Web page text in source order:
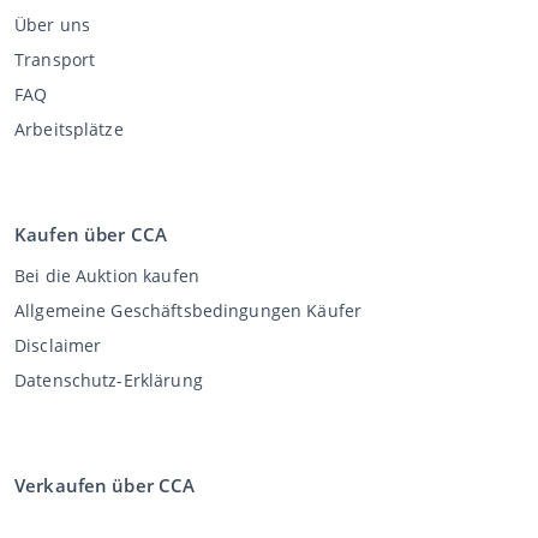
Über uns
Transport
FAQ
Arbeitsplätze
Kaufen über CCA
Bei die Auktion kaufen
Allgemeine Geschäftsbedingungen Käufer
Disclaimer
Datenschutz-Erklärung
Verkaufen über CCA